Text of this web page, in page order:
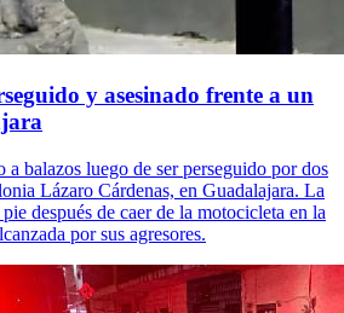
y asesinado frente a un
a balazos luego de ser perseguido por dos
Lázaro Cárdenas, en Guadalajara. La
después de caer de la motocicleta en la
por sus agresores.